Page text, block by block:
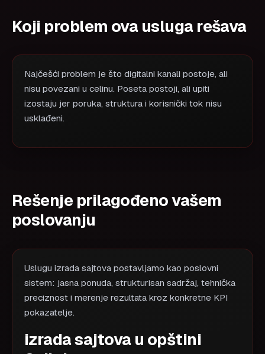
Koji problem ova usluga rešava
Najčešći problem je što digitalni kanali postoje, ali
nisu povezani u celinu. Poseta postoji, ali upiti
izostaju jer poruka, struktura i korisnički tok nisu
usklađeni.
Rešenje prilagođeno vašem
poslovanju
Uslugu izrada sajtova postavljamo kao poslovni
sistem: jasna ponuda, strukturisan sadržaj, tehnička
preciznost i merenje rezultata kroz konkretne KPI
pokazatelje.
izrada sajtova u opštini